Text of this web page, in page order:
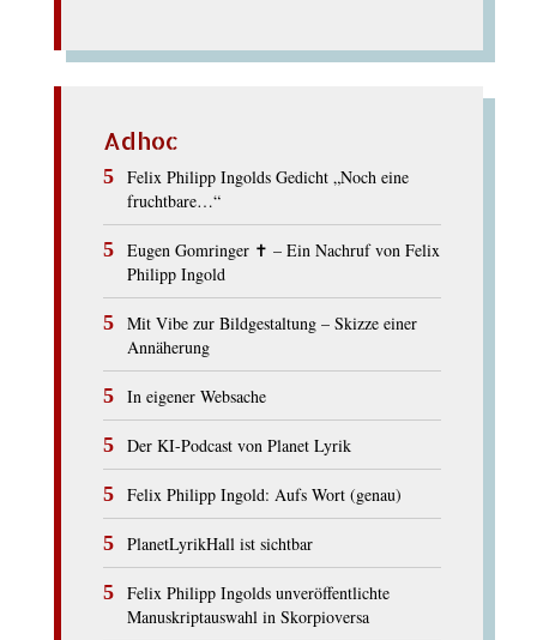
Adhoc
Felix Philipp Ingolds Gedicht „Noch eine
fruchtbare…“
Eugen Gomringer ✝︎ – Ein Nachruf von Felix
Philipp Ingold
Mit Vibe zur Bildgestaltung – Skizze einer
Annäherung
In eigener Websache
Der KI-Podcast von Planet Lyrik
Felix Philipp Ingold: Aufs Wort (genau)
PlanetLyrikHall ist sichtbar
Felix Philipp Ingolds unveröffentlichte
Manuskriptauswahl in Skorpioversa